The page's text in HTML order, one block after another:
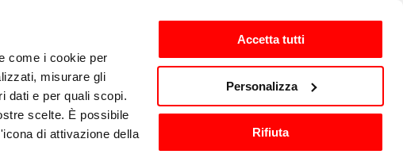
come i cookie per
misurare gli
dati e per quali scopi.
scelte. È possibile
di attivazione della
Accetta tutti
Personalizza
Rifiuta
Clientes es-ES
y
Equipamiento y accesorios
de cocina